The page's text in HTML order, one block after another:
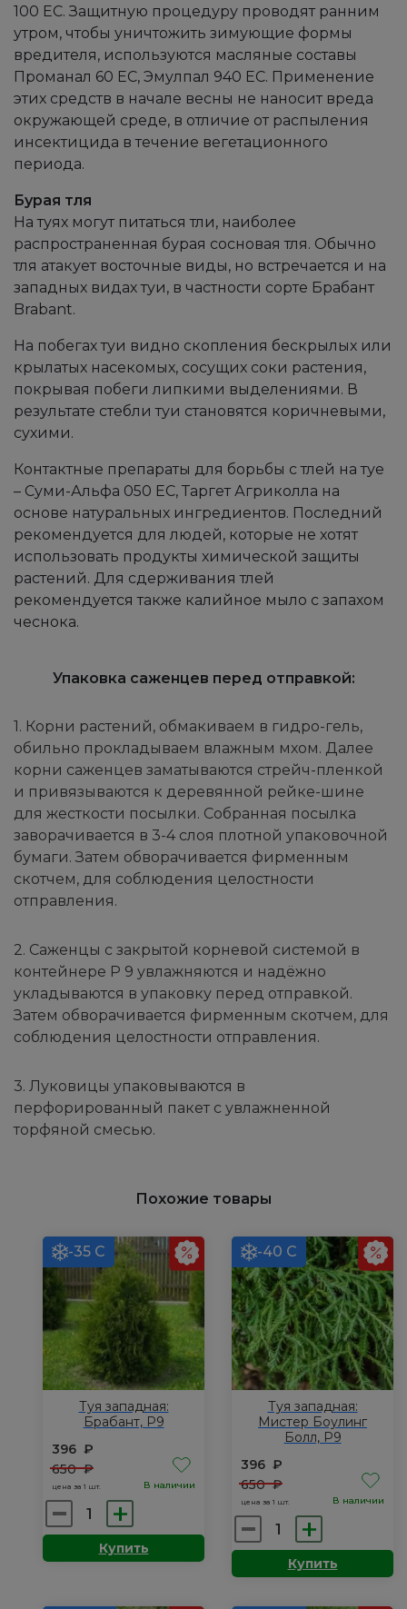
100 EC. Защитную процедуру проводят ранним
утром, чтобы уничтожить зимующие формы
вредителя, используются масляные составы
Проманал 60 EC, Эмулпал 940 EC. Применение
этих средств в начале весны не наносит вреда
окружающей среде, в отличие от распыления
инсектицида в течение вегетационного
периода.
Бурая тля
На туях могут питаться тли, наиболее
распространенная бурая сосновая тля. Обычно
тля атакует восточные виды, но встречается и на
западных видах туи, в частности сорте Брабант
Brabant.
На побегах туи видно скопления бескрылых или
крылатых насекомых, сосущих соки растения,
покрывая побеги липкими выделениями. В
результате стебли туи становятся коричневыми,
сухими.
Контактные препараты для борьбы с тлей на туе
– Суми-Альфа 050 EC, Таргет Агриколла на
основе натуральных ингредиентов. Последний
рекомендуется для людей, которые не хотят
использовать продукты химической защиты
растений. Для сдерживания тлей
рекомендуется также калийное мыло с запахом
чеснока.
Упаковка саженцев перед отправкой:
1. Корни растений, обмакиваем в гидро-гель,
обильно прокладываем влажным мхом. Далее
корни саженцев заматываются стрейч-пленкой
и привязываются к деревянной рейке-шине
для жесткости посылки. Собранная посылка
заворачивается в 3-4 слоя плотной упаковочной
бумаги. Затем обворачивается фирменным
скотчем, для соблюдения целостности
отправления.
2. Саженцы с закрытой корневой системой в
контейнере Р 9 увлажняются и надёжно
укладываются в упаковку перед отправкой.
Затем обворачивается фирменным скотчем, для
соблюдения целостности отправления.
3. Луковицы упаковываются в
перфорированный пакет с увлажненной
торфяной смесью.
Похожие товары
-35 С
Туя западная:
Брабант, Р9
396 ₽
650₽
цена за 1 шт. В наличии
Количество
товара
Купить
-40 С
Туя западная:
Мистер Боулинг
Болл, Р9
396 ₽
650₽
цена за 1 шт. В наличии
Количество
товара
Купить